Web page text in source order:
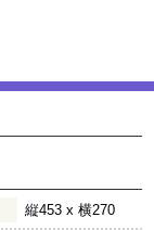
縦453 x 横270